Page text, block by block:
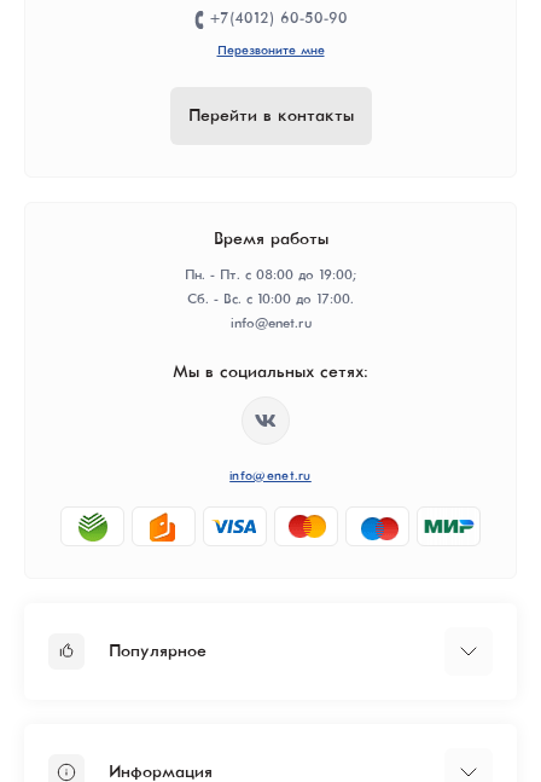
+7(4012) 60-50-90
Перезвоните мне
Перейти в контакты
Время работы
Пн. - Пт. с 08:00 до 19:00;
Сб. - Вс. с 10:00 до 17:00.
info@enet.ru
Мы в социальных сетях:
info@enet.ru
Популярное
Информация